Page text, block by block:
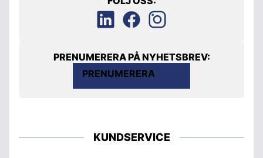
PRENUMERERA PÅ NYHETSBREV:
PRENUMERERA
KUNDSERVICE